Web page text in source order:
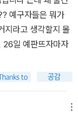
예구자들은 뭐가
지라고 생각할지 몰
26일 예판뜨자마자